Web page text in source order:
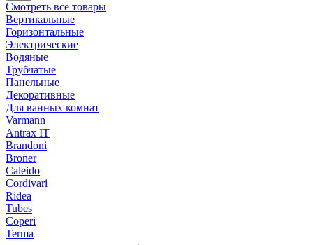
Смотреть все товары
Вертикальные
Горизонтальные
Электрические
Водяные
Трубчатые
Панельные
Декоративные
Для ванных комнат
Varmann
Antrax IT
Brandoni
Broner
Caleido
Cordivari
Ridea
Tubes
Coperi
Terma